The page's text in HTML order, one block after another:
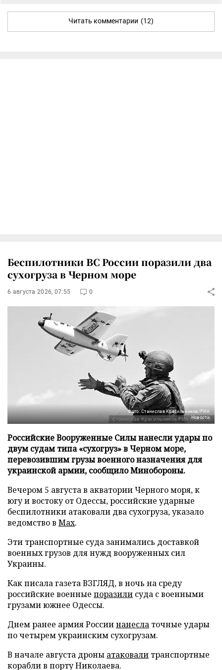
Читать комментарии (12)
Беспилотники ВС России поразили два
сухогруза в Черном море
6 августа 2026, 07:55 0
Фото: Станислав Красильников/РИА
Новости
Российские Вооруженные Силы нанесли удары по
двум судам типа «сухогруз» в Черном море,
перевозившим грузы военного назначения для
украинской армии, сообщило Минобороны.
Вечером 5 августа в акватории Черного моря, к
югу и востоку от Одессы, российские ударные
беспилотники атаковали два сухогруза, указало
ведомство в Max.
Эти транспортные суда занимались доставкой
военных грузов для нужд вооруженных сил
Украины.
Как писала газета ВЗГЛЯД, в ночь на среду
российские военные поразили суда с военными
грузами южнее Одессы.
Днем ранее армия Россиинанесла точные удары
по четырем украинским сухогрузам.
В начале августа дроны атаковали транспортные
корабли в порту Николаева.